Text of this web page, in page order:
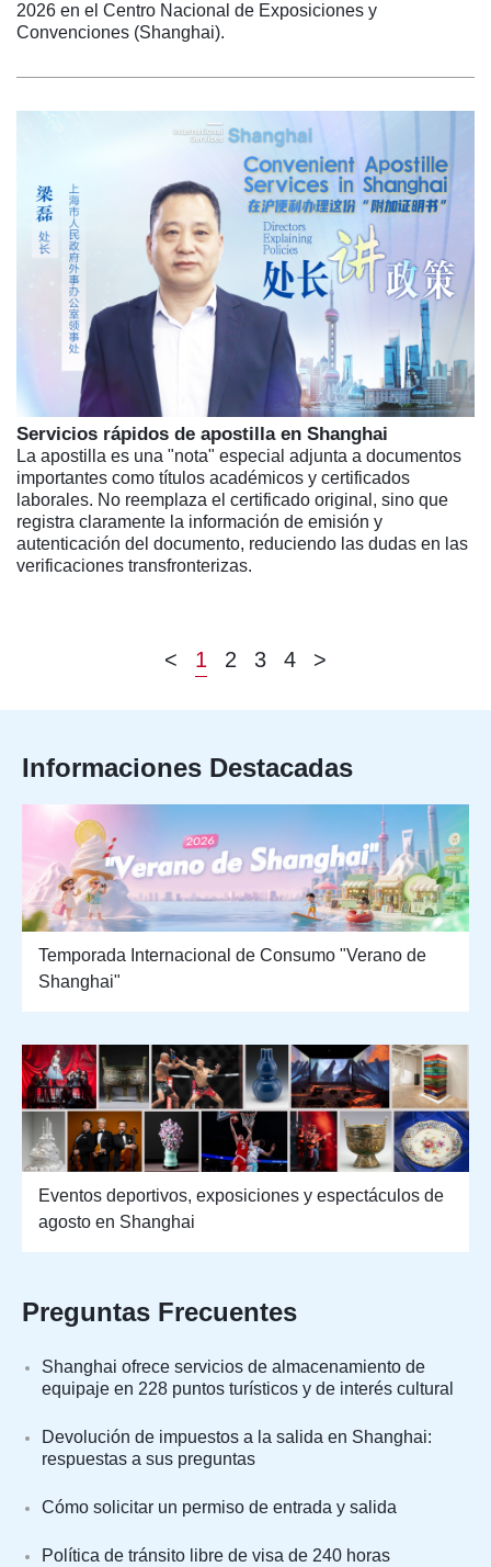
2026 en el Centro Nacional de Exposiciones y
Convenciones (Shanghai).
Servicios rápidos de apostilla en Shanghai
La apostilla es una "nota" especial adjunta a documentos
importantes como títulos académicos y certificados
laborales. No reemplaza el certificado original, sino que
registra claramente la información de emisión y
autenticación del documento, reduciendo las dudas en las
verificaciones transfronterizas.
< 1 2 3 4 >
Informaciones Destacadas
Temporada Internacional de Consumo "Verano de
Shanghai"
Eventos deportivos, exposiciones y espectáculos de
agosto en Shanghai
Preguntas Frecuentes
Shanghai ofrece servicios de almacenamiento de
equipaje en 228 puntos turísticos y de interés cultural
Devolución de impuestos a la salida en Shanghai:
respuestas a sus preguntas
Cómo solicitar un permiso de entrada y salida
Política de tránsito libre de visa de 240 horas